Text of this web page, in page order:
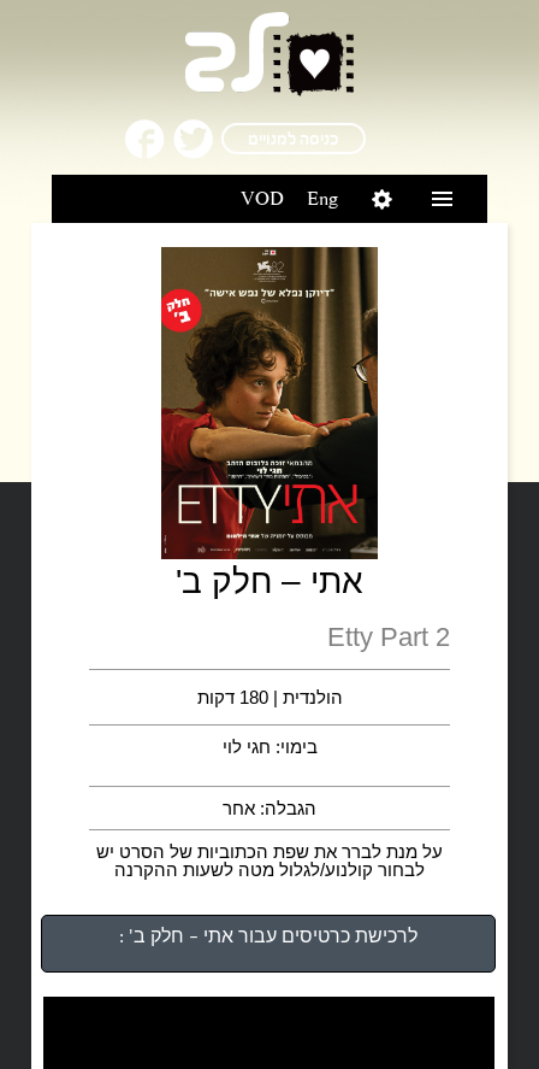
כניסה למנויים
Eng
VOD
אתי – חלק ב'
Etty Part 2
הולנדית | 180 דקות
בימוי: חגי לוי
הגבלה: אחר
על מנת לברר את שפת הכתוביות של הסרט יש
לבחור קולנוע/לגלול מטה לשעות ההקרנה
לרכישת כרטיסים עבור אתי – חלק ב' :